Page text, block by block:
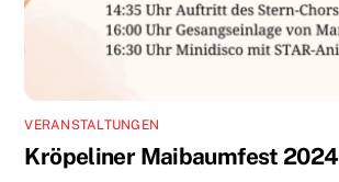
VERANSTALTUNGEN
Kröpeliner Maibaumfest 2024